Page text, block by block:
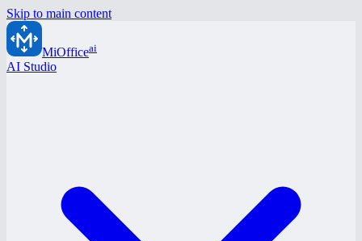
Skip to main content
MiOfficeai
AI Studio